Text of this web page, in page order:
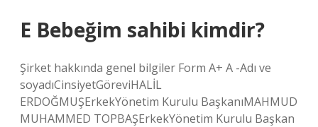
E Bebeğim sahibi kimdir?
Şirket hakkında genel bilgiler Form A+ A -Adı ve
soyadıCinsiyetGöreviHALİL
ERDOĞMUŞErkekYönetim Kurulu BaşkanıMAHMUD
MUHAMMED TOPBAŞErkekYönetim Kurulu Başkan